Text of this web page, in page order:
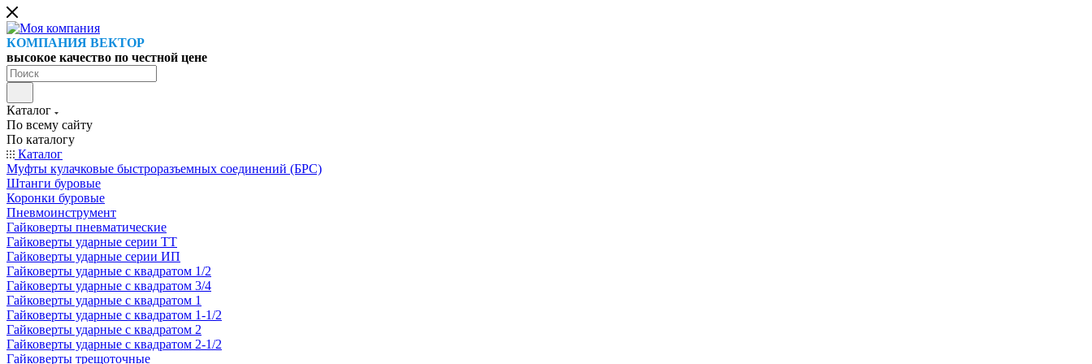
КОМПАНИЯ ВЕКТОР
высокое качество по честной цене
Каталог
По всему сайту
По каталогу
Каталог
Муфты кулачковые быстроразъемных соединений (БРС)
Штанги буровые
Коронки буровые
Пневмоинструмент
Гайковерты пневматические
Гайковерты ударные серии ТТ
Гайковерты ударные серии ИП
Гайковерты ударные с квадратом 1/2
Гайковерты ударные с квадратом 3/4
Гайковерты ударные с квадратом 1
Гайковерты ударные с квадратом 1-1/2
Гайковерты ударные с квадратом 2
Гайковерты ударные с квадратом 2-1/2
Гайковерты трещоточные